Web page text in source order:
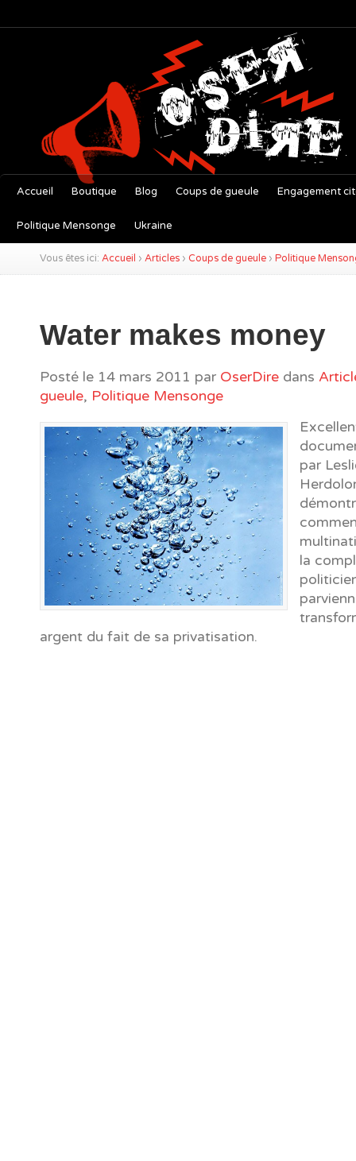
Accueil Boutique Blog Coups de gueule Engagement
Politique Mensonge Ukraine
Vous êtes ici: Accueil › Articles › Coups de gueule › Politique
Water makes money
Posté le 14 mars 2011 par OserDire dans
gueule, Politique Mensonge
par
la
argent du fait de sa privatisation.